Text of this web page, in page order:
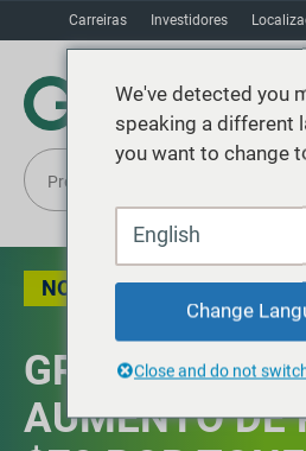
Carreiras Investidores
NOTÍCIAS
GREIF, INC.
AUMENTO DE
We've detected you
speaking a different
you want to change
English
Change
Close and do not